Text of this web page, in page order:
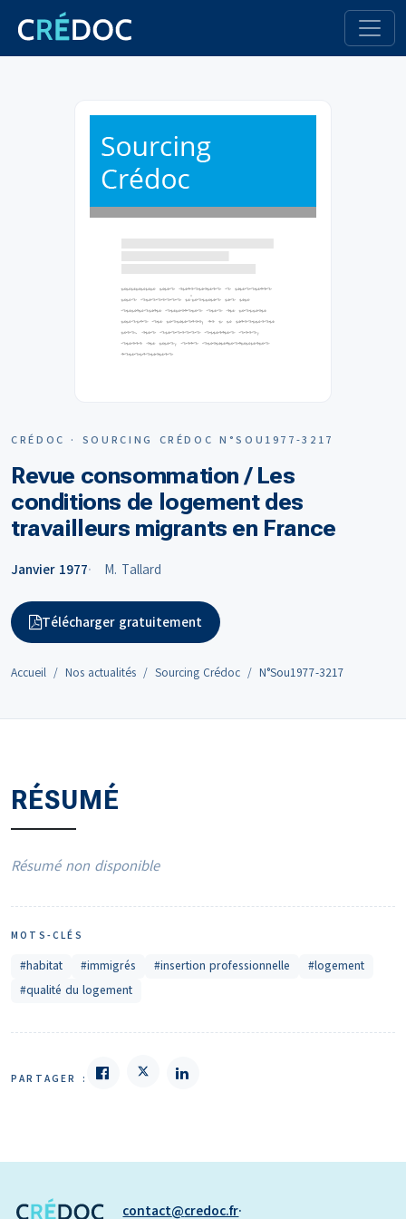
CRÉDOC · SOURCING CRÉDOC N°SOU1977-3217
Revue consommation / Les
conditions de logement des
travailleurs migrants en France
Janvier 1977 M. Tallard
Télécharger gratuitement
Accueil Nos actualités Sourcing Crédoc N°Sou1977-3217
RÉSUMÉ
Résumé non disponible
MOTS-CLÉS
#habitat #immigrés #insertion professionnelle
#logement
#qualité du logement
PARTAGER :
contact credoc.fr·